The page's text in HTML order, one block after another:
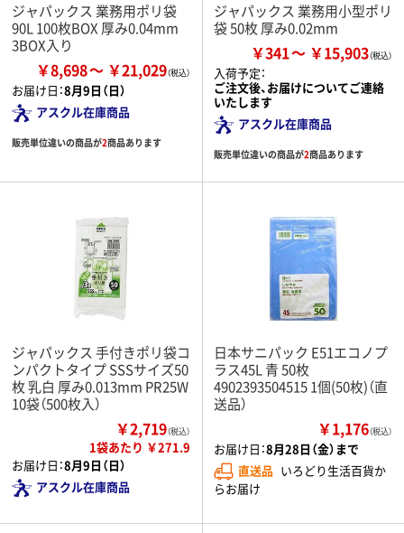
ジャパックス 業務用ポリ袋
90L 100枚BOX 厚み0.04mm
3BOX入り
￥8,698 ￥21,029
お届け日：8月9日（日）
アスクル在庫商品
販売単位違いの商品が2商品あります
ジャパックス 業務用小型ポリ
袋 50枚 厚み0.02mm
￥341 ￥15,903
入荷予定：
ご注文後、お届けについてご連絡
いたします
アスクル在庫商品
販売単位違いの商品が2商品あります
ジャパックス 手付きポリ袋コ
ンパクトタイプ SSSサイズ50
枚 乳白 厚み0.013mm PR25W
10袋（500枚入）
￥2,719（税込）
1袋あたり ￥271.9
お届け日：8月9日（日）
アスクル在庫商品
日本サニパック E51エコノプ
ラス45L 青 50枚
4902393504515 1個(50枚)（直
送品）
￥1,176（税込）
お届け日：8月28日（金）まで
直送品 いろどり生活百貨か
らお届け